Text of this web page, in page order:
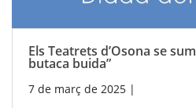
Els Teatrets d’Osona se
butaca buida”
7 de març de 2025 |